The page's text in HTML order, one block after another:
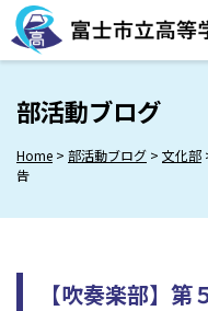
Skip
to
content
部活動ブログ
Home > 部活動ブログ > 文化部
告
【吹奏楽部】